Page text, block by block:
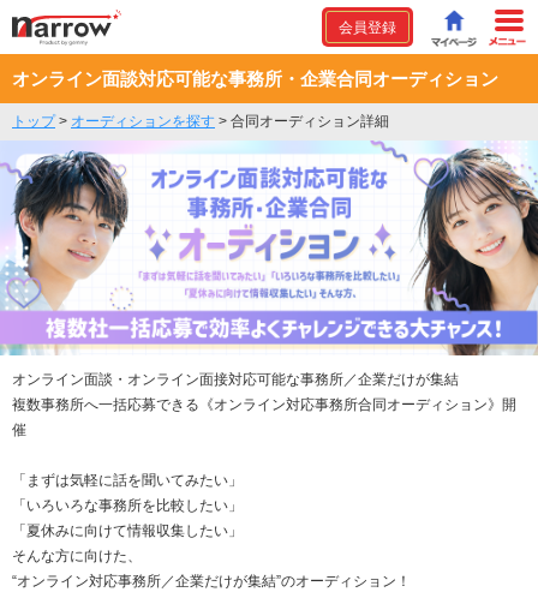
会員登録
オンライン面談対応可能な事務所・企業合同オーディション
トップ> オーディションを探す > 合同オーディション詳細
オンライン面談・オンライン面接対応可能な事務所／企業だけが集結
複数事務所へ一括応募できる《オンライン対応事務所合同オーディション》開
催
「まずは気軽に話を聞いてみたい」
「いろいろな事務所を比較したい」
「夏休みに向けて情報収集したい」
そんな方に向けた、
“オンライン対応事務所／企業だけが集結”のオーディション！